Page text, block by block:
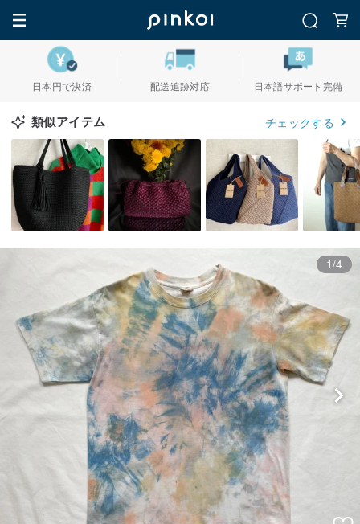
日本円で決済 配送追跡対応 日本語サポート完備
類似アイテム チェックする
1/4